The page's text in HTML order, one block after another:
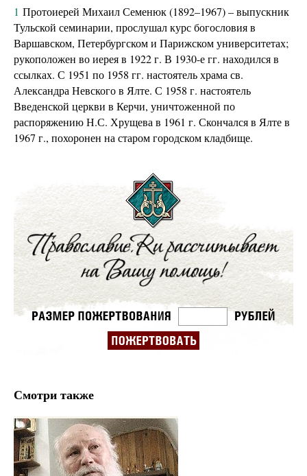
1 Протоиерей Михаил Семенюк (1892–1967) – выпускник
Тульской семинарии, прослушал курс богословия в
Варшавском, Петербургском и Парижском университетах;
рукоположен во иерея в 1922 г. В 1930-е гг. находился в
ссылках. С 1951 по 1958 гг. настоятель храма св.
Александра Невского в Ялте. С 1958 г. настоятель
Введенской церкви в Керчи, уничтоженной по
распоряжению Н.С. Хрущева в 1961 г. Скончался в Ялте в
1967 г., похоронен на старом городском кладбище.
Смотри также